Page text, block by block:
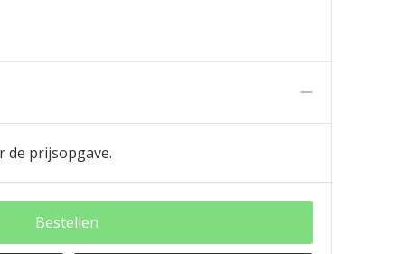
de prijsopgave.
Bestellen